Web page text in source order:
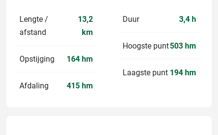
Lengte /
afstand
13,2
km
Opstijging 164 hm
Afdaling 415 hm
Duur 3,4 h
Hoogste punt503 hm
Laagste punt 194 hm